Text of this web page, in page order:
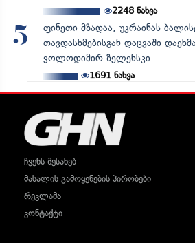
2248ნახვა
5
ფინეთი მზადაა, უკრაინას
თავდასხმებისგან დაცვაში
ვოლოდიმირ ზელენსკი...
1691ნახვა
ჩვენს შესახებ
მასალის გამოყენების პირობები
რეკლამა
კონტაქტი